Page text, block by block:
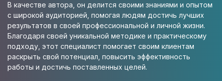
В качестве автора, он делится своими знаниями и опытом
с широкой аудиторией, помогая людям достичь лучших
результатов в своей профессиональной и личной жизни.
Благодаря своей уникальной методике и практическому
подходу, этот специалист помогает своим клиентам
раскрыть свой потенциал, повысить эффективность
работы и достичь поставленных целей.